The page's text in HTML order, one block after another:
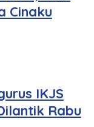
Cinaku
IKJS
Rabu